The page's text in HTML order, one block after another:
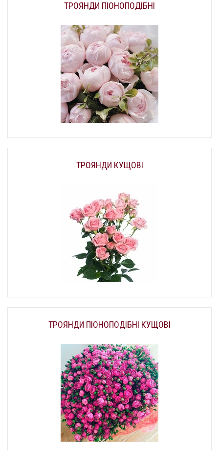
ТРОЯНДИ ПІОНОПОДІБНІ
ТРОЯНДИ КУЩОВІ
ТРОЯНДИ ПІОНОПОДІБНІ КУЩОВІ